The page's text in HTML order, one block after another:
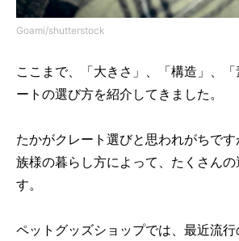
Goami/shutterstock
ここまで、「大きさ」、「構造」、
ートの選び方を紹介してきました。
たかがクレート選びと思われがちで
族様の暮らし方によって、たくさんの
す。
ペットグッズショップでは、最近流